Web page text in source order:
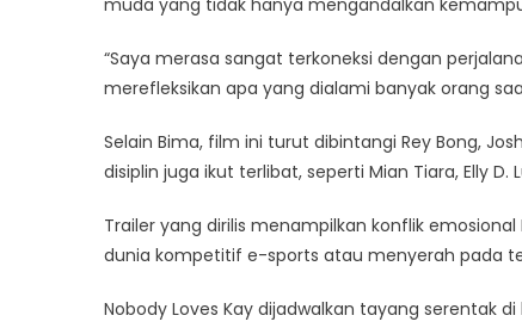
“Saya merasa sangat terkoneksi dengan
merefleksikan apa yang dialami banyak orang
Selain Bima, film ini turut dibintangi Rey Bong,
disiplin juga ikut terlibat, seperti Mian Tiara, Elly D.
Trailer yang dirilis menampilkan konflik
dunia kompetitif e-sports atau menyerah pada
Nobody Loves Kay dijadwalkan tayang serentak